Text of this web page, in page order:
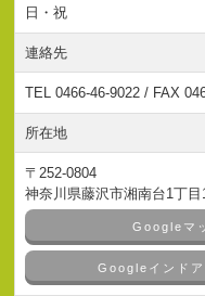
日・祝
連絡先
TEL 0466-46-9022 / FAX
所在地
〒252-0804
神奈川県藤沢市湘南台1丁
Googleマ
Googleインドア